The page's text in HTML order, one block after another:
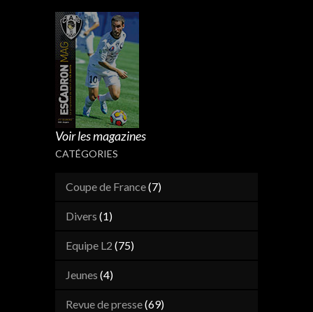
Voir les magazines
CATÉGORIES
Coupe de France(7)
Divers (1)
Equipe L2 (75)
Jeunes (4)
Revue de presse(69)